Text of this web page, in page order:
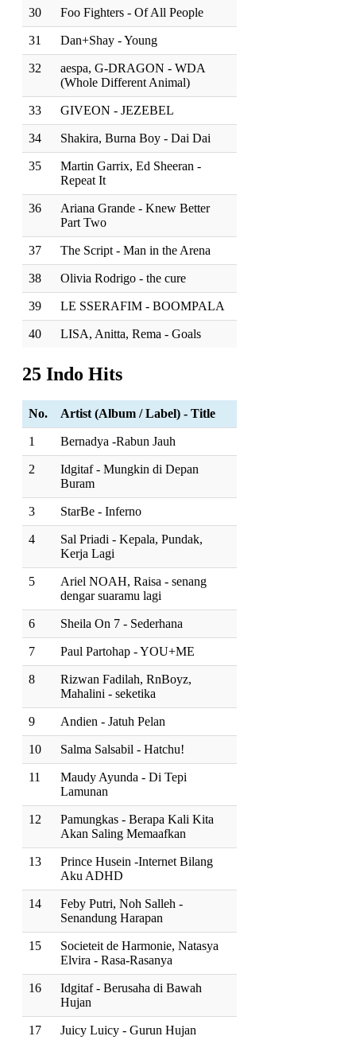
30 Foo Fighters - Of All People
31 Dan+Shay - Young
32
aespa, G-DRAGON - WDA
(Whole Different Animal)
33 GIVEON - JEZEBEL
34 Shakira, Burna Boy - Dai Dai
35
Martin Garrix, Ed Sheeran -
Repeat It
36
Ariana Grande - Knew Better
Part Two
37 The Script - Man in the Arena
38 Olivia Rodrigo - the cure
39 LE SSERAFIM - BOOMPALA
40 LISA, Anitta, Rema - Goals
25 Indo Hits
No. Artist (Album / Label) - Title
1 Bernadya -Rabun Jauh
2
Idgitaf - Mungkin di Depan
Buram
3 StarBe - Inferno
4
Sal Priadi - Kepala, Pundak,
Kerja Lagi
5
Ariel NOAH, Raisa - senang
dengar suaramu lagi
6 Sheila On 7 - Sederhana
7 Paul Partohap - YOU+ME
8
Rizwan Fadilah, RnBoyz,
Mahalini - seketika
9 Andien - Jatuh Pelan
10 Salma Salsabil - Hatchu!
11
Maudy Ayunda - Di Tepi
Lamunan
12
Pamungkas - Berapa Kali Kita
Akan Saling Memaafkan
13
Prince Husein -Internet Bilang
Aku ADHD
14
Feby Putri, Noh Salleh -
Senandung Harapan
15
Societeit de Harmonie, Natasya
Elvira - Rasa-Rasanya
16
Idgitaf - Berusaha di Bawah
Hujan
17 Juicy Luicy - Gurun Hujan